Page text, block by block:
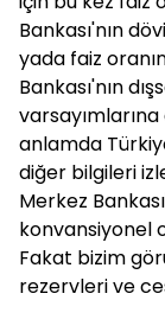
Bankası'nın
yada faiz
Bankası'nın
varsayımlarına
anlamda
diğer bilgileri
Merkez
konvansiyonel
Fakat bizim
rezervleri ve